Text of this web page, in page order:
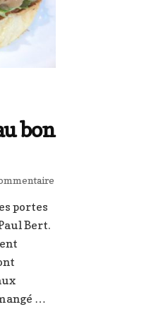
bon
sur
portes
Bert.
…